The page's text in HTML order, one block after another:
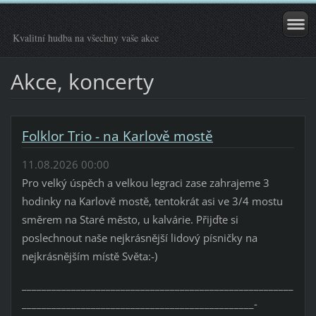
Kvalitní hudba na všechny vaše akce
Akce, koncerty
Folklor Trio - na Karlově mostě
11.08.2026 00:00
Pro velký úspěch a velkou legraci zase zahrajeme 3
hodinky na Karlově mostě, tentokrát asi ve 3/4 mostu
směrem na Staré město, u kalvárie. Přijďte si
poslechnout naše nejkrásnější lidový písničky na
nejkrásnějším místě Světa:-)
_______________________________________________-